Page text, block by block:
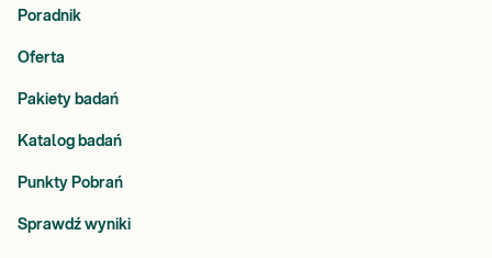
Poradnik
Oferta
Pakiety badań
Katalog badań
Punkty Pobrań
Sprawdź wyniki